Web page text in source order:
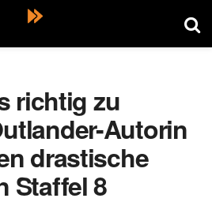
richtig zu
Autorin
drastische
Staffel 8